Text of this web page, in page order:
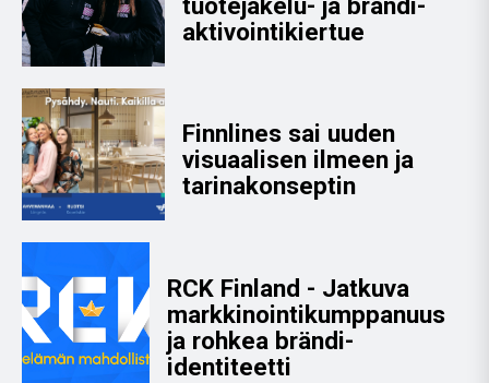
aktivointi­kiertue
Finnlines sai uuden
visuaalisen ilmeen ja
tarinakonseptin
RCK Finland - Jatkuva
markkinointikumppanuus
ja rohkea brändi-
identiteetti